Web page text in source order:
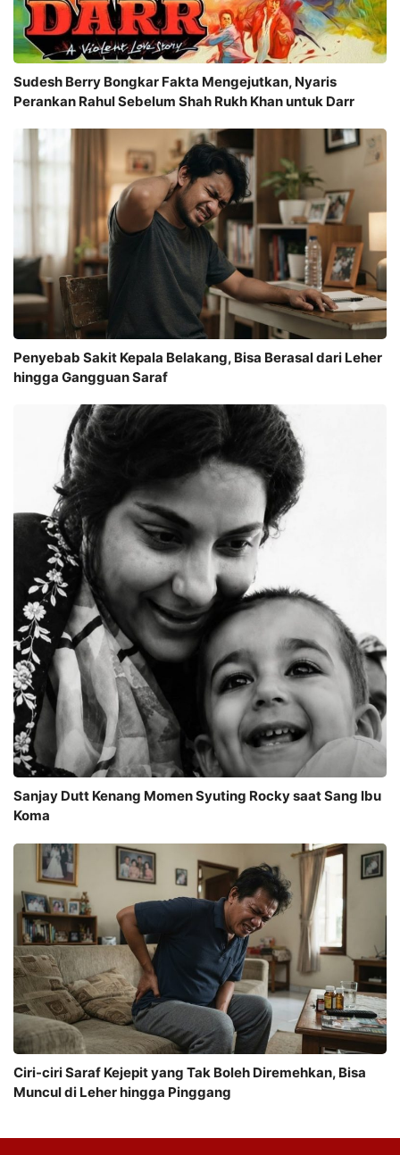
Sudesh Berry Bongkar Fakta Mengejutkan, Nyaris
Perankan Rahul Sebelum Shah Rukh Khan untuk Darr
Penyebab Sakit Kepala Belakang, Bisa Berasal dari Leher
hingga Gangguan Saraf
Sanjay Dutt Kenang Momen Syuting Rocky saat Sang Ibu
Koma
Ciri-ciri Saraf Kejepit yang Tak Boleh Diremehkan, Bisa
Muncul di Leher hingga Pinggang